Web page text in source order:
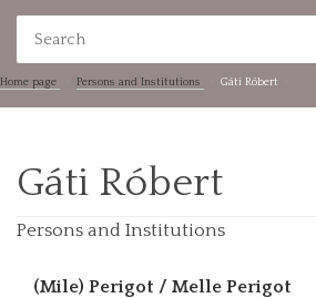
Home page Persons and Institutions Gáti Róbert
Gáti Róbert
Persons and Institutions
(Mile) Perigot / Melle Perigot